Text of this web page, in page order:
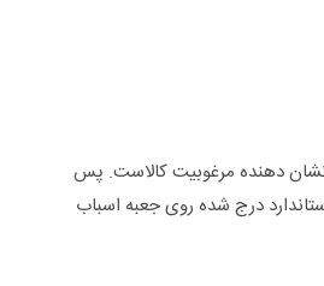
نشان دهنده مرغوبیت کالاست. پس
درج شده روی جعبه اسباب